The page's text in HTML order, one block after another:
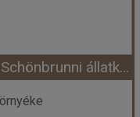
| 1 éj A misztikus Tavasbarlang és a Schönbrunni állatkert